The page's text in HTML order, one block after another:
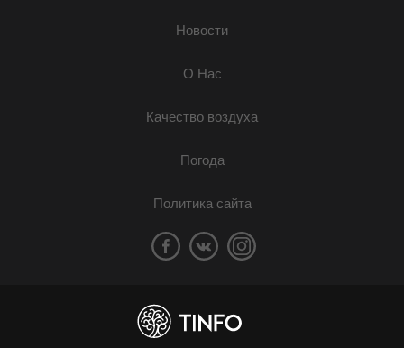
Новости
О Нас
Качество воздуха
Погода
Политика сайта